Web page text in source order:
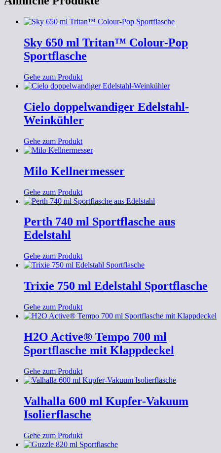
Sky 650 ml Tritan™ Colour-Pop
Sportflasche
Gehe zum Produkt
Cielo doppelwandiger Edelstahl-
Weinkühler
Gehe zum Produkt
Milo Kellnermesser
Gehe zum Produkt
Perth 740 ml Sportflasche aus
Edelstahl
Gehe zum Produkt
Trixie 750 ml Edelstahl Sportflasche
Gehe zum Produkt
H2O Active® Tempo 700 ml
Sportflasche mit Klappdeckel
Gehe zum Produkt
Valhalla 600 ml Kupfer-Vakuum
Isolierflasche
Gehe zum Produkt